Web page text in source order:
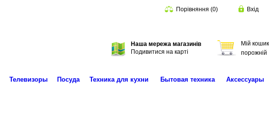
Порівняння (0) Вхід
Наша мережа магазинів
Подивитися на карті
Мій кошик
порожній
Телевизоры Посуда Техника для кухни Бытовая техника Аксессуары